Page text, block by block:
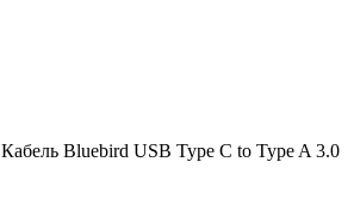
Кабель Bluebird USB Type C to Type A 3.0